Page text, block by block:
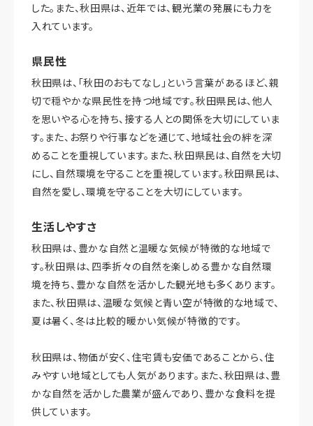
した。また、秋田県は、近年では、観光業の発展にも力を
入れています。
県民性
秋田県は、「秋田のおもてなし」という言葉があるほど、親
切で穏やかな県民性を持つ地域です。秋田県民は、他人
を思いやる心を持ち、接する人との関係を大切にしていま
す。また、お祭りや行事などを通じて、地域社会の絆を深
めることを重視しています。また、秋田県民は、自然を大切
にし、自然環境を守ることを重視しています。秋田県民は、
自然を愛し、環境を守ることを大切にしています。
生活しやすさ
秋田県は、豊かな自然と温暖な気候が特徴的な地域で
す。秋田県は、四季折々の自然を楽しめる豊かな自然環
境を持ち、豊かな自然を活かした観光地も多くあります。
また、秋田県は、温暖な気候と青い空が特徴的な地域で、
夏は暑く、冬は比較的暖かい気候が特徴的です。
秋田県は、物価が安く、住宅賃も安価であることから、住
みやすい地域としても人気があります。また、秋田県は、豊
かな自然を活かした農業が盛んであり、豊かな食料を提
供しています。